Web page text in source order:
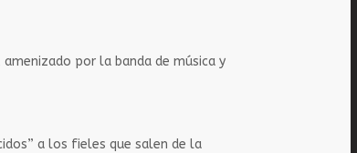
por la banda de música y
a los fieles que salen de la